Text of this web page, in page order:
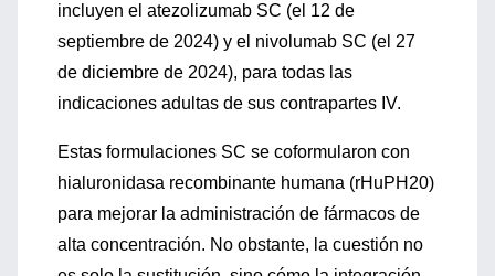
incluyen el atezolizumab SC (el 12 de
septiembre de 2024) y el nivolumab SC (el 27
de diciembre de 2024), para todas las
indicaciones adultas de sus contrapartes IV.
Estas formulaciones SC se coformularon con
hialuronidasa recombinante humana (rHuPH20)
para mejorar la administración de fármacos de
alta concentración. No obstante, la cuestión no